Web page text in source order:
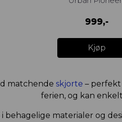
999,-
Kjøp
matchende skjorte –
ferien, og kan
behagelige materialer og